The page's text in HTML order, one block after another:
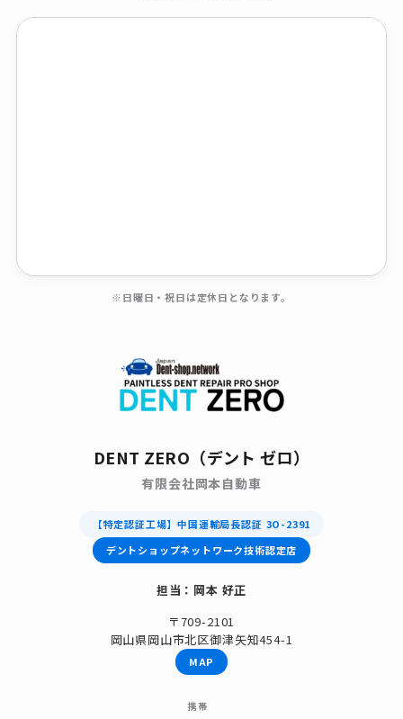
※日曜日・祝日は定休日となります。
DENT ZERO（デント ゼロ）
有限会社岡本自動車
【特定認証工場】中国運輸局長認証 3O-2391
デントショップネットワーク技術認定店
担当：岡本 好正
〒709-2101
岡山県岡山市北区御津矢知454-1
MAP
携帯